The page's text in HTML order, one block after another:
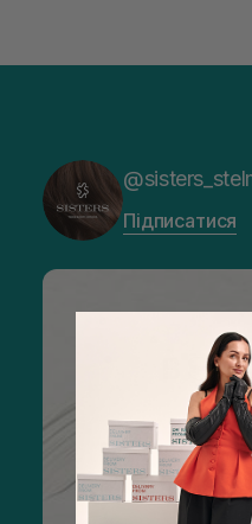
Підписатися